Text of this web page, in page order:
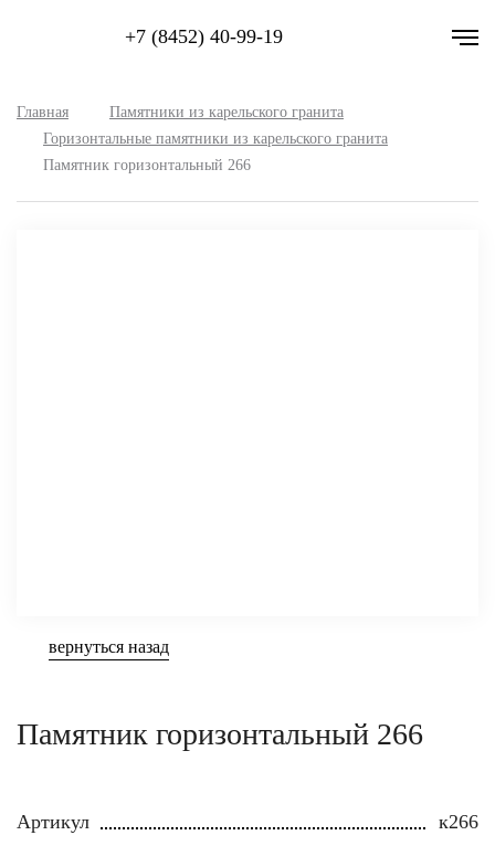
+7 (8452) 40-99-19
Главная
Памятники из карельского гранита
Горизонтальные памятники из карельского гранита
Памятник горизонтальный 266
вернуться назад
Памятник горизонтальный 266
Артикул
к266